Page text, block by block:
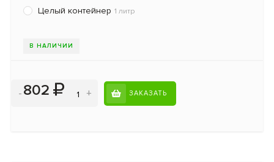
Целый контейнер 1 литр
В НАЛИЧИИ
- 802 + ЗАКАЗАТЬ